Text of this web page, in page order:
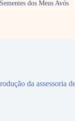
Sementes dos Meus Avós